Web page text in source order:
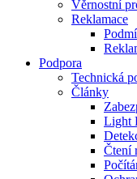
Věrnostní
Reklamace
Podpora
Technická
Články
Light
Čtení